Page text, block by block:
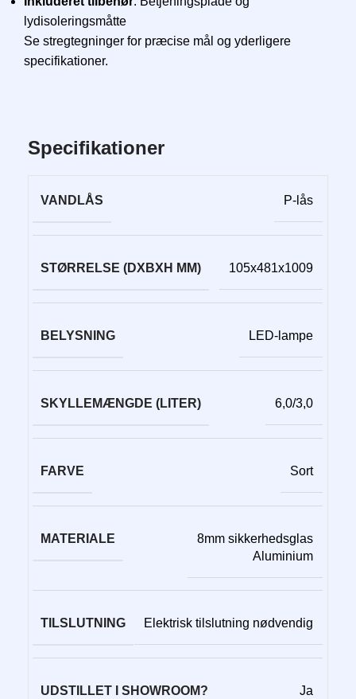
lydisoleringsmåtte
Se stregtegninger for præcise mål og yderligere
specifikationer.
Specifikationer
VANDLÅS P-lås
STØRRELSE (DXBXH MM) 105x481x1009
BELYSNING LED-lampe
SKYLLEMÆNGDE (LITER) 6,0/3,0
FARVE Sort
MATERIALE
8mm sikkerhedsglas
Aluminium
TILSLUTNING Elektrisk tilslutning nødvendig
UDSTILLET I SHOWROOM? Ja